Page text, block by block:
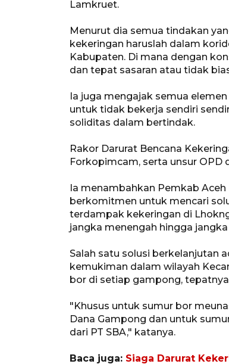
Lamkruet.
Menurut dia semua tindakan
kekeringan haruslah dalam
Kabupaten. Di mana dengan
dan tepat sasaran atau tidak
Ia juga mengajak semua
untuk tidak bekerja sendiri
soliditas dalam bertindak.
Rakor Darurat Bencana
Forkopimcam, serta unsur OPD
Ia menambahkan Pemkab
berkomitmen untuk mencari
terdampak kekeringan di
jangka menengah hingga
Salah satu solusi berkelanjutan
kemukiman dalam wilayah
bor di setiap gampong,
"Khusus untuk sumur bor
Dana Gampong dan untuk
dari PT SBA," katanya.
Baca juga: Siaga Darurat